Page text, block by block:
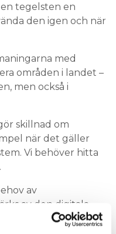
tegelsten en
den igen och när
med
områden i landet –
men också i
skillnad om
när det gäller
Vi behöver hitta
av
av den digitala